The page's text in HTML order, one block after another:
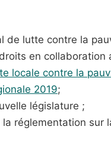
de lutte contre la
en collaboration
locale contre la
2019;
législature ;
la réglementation sur